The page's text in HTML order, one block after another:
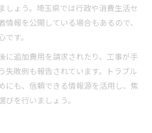
しょう。埼玉県では行政や消費生活セ
情報を公開している場合もあるので、
す。
に追加費用を請求されたり、工事が手
失敗例も報告されています。トラブル
にも、信頼できる情報源を活用し、焦
びを行いましょう。